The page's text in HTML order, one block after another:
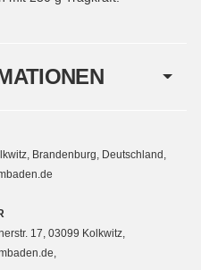
Brandenburg, Deutschland,
17, 03099 Kolkwitz,